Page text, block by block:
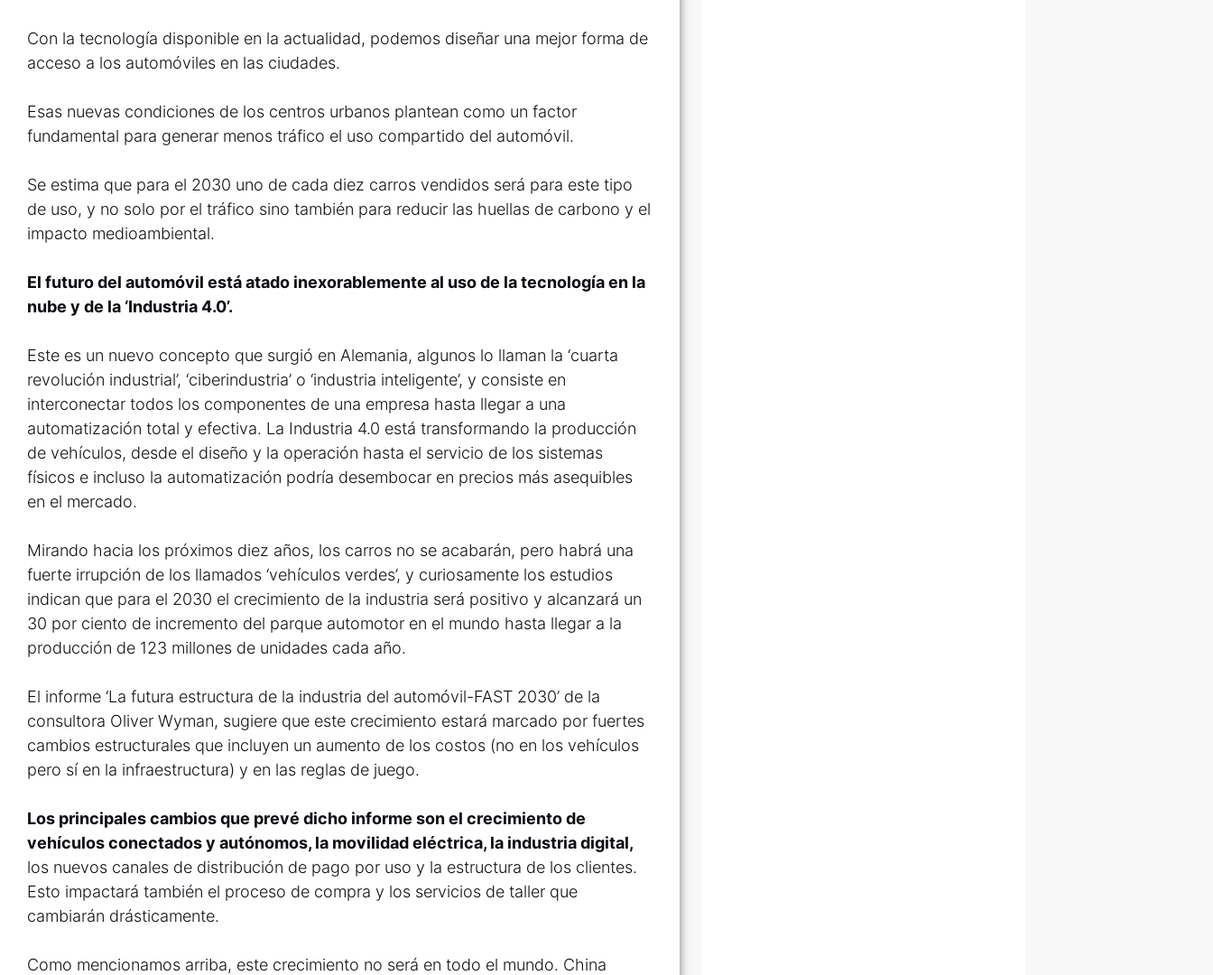
Con la tecnología disponible en la actualidad, podemos diseñar una mejor forma de
acceso a los automóviles en las ciudades.
Esas nuevas condiciones de los centros urbanos plantean como un factor
fundamental para generar menos tráfico el uso compartido del automóvil.
Se estima que para el 2030 uno de cada diez carros vendidos será para este tipo
de uso, y no solo por el tráfico sino también para reducir las huellas de carbono y el
impacto medioambiental.
El futuro del automóvil está atado inexorablemente al uso de la tecnología en la
nube y de la ‘Industria 4.0’.
Este es un nuevo concepto que surgió en Alemania, algunos lo llaman la ‘cuarta
revolución industrial’, ‘ciberindustria’ o ‘industria inteligente’, y consiste en
interconectar todos los componentes de una empresa hasta llegar a una
automatización total y efectiva. La Industria 4.0 está transformando la producción
de vehículos, desde el diseño y la operación hasta el servicio de los sistemas
físicos e incluso la automatización podría desembocar en precios más asequibles
en el mercado.
Mirando hacia los próximos diez años, los carros no se acabarán, pero habrá una
fuerte irrupción de los llamados ‘vehículos verdes’, y curiosamente los estudios
indican que para el 2030 el crecimiento de la industria será positivo y alcanzará un
30 por ciento de incremento del parque automotor en el mundo hasta llegar a la
producción de 123 millones de unidades cada año.
El informe ‘La futura estructura de la industria del automóvil-FAST 2030’ de la
consultora Oliver Wyman, sugiere que este crecimiento estará marcado por fuertes
cambios estructurales que incluyen un aumento de los costos (no en los vehículos
pero sí en la infraestructura) y en las reglas de juego.
Los principales cambios que prevé dicho informe son el crecimiento de
vehículos conectados y autónomos, la movilidad eléctrica, la industria digital,
los nuevos canales de distribución de pago por uso y la estructura de los clientes.
Esto impactará también el proceso de compra y los servicios de taller que
cambiarán drásticamente.
Como mencionamos arriba, este crecimiento no será en todo el mundo. China